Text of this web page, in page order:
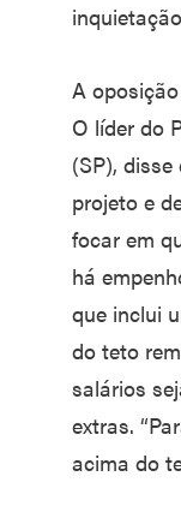
A
O líder do
(SP),
projeto e
focar em
há
que inclui
do teto
salários
extras.
acima do